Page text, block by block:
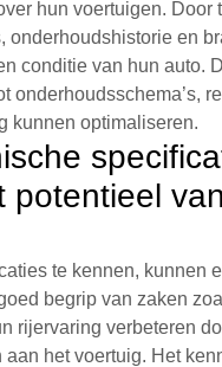
hun voertuigen.
onderhoudshistorie en
conditie van hun auto.
onderhoudsschema’s,
kunnen optimaliseren.
potentieel
te kennen, kunnen
begrip van zaken
rijervaring verbeteren
het voertuig. Het